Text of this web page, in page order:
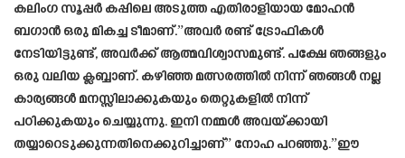
കലിംഗ സൂപ്പർ കപ്പിലെ അടുത്ത എതിരാളിയായ മോഹൻ
ബഗാൻ ഒരു മികച്ച ടീമാണ്.”അവർ രണ്ട് ട്രോഫികൾ
നേടിയിട്ടുണ്ട്, അവർക്ക് ആത്മവിശ്വാസമുണ്ട്. പക്ഷേ ഞങ്ങളും
ഒരു വലിയ ക്ലബ്ബാണ്. കഴിഞ്ഞ മത്സരത്തിൽ നിന്ന് ഞങ്ങൾ നല്ല
കാര്യങ്ങൾ മനസ്സിലാക്കുകയും തെറ്റുകളിൽ നിന്ന്
പഠിക്കുകയും ചെയ്യുന്നു. ഇനി നമ്മൾ അവയ്ക്കായി
തയ്യാറെടുക്കുന്നതിനെക്കുറിച്ചാണ്” നോഹ പറഞ്ഞു.”ഈ